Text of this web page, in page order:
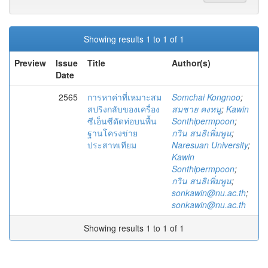
Showing results 1 to 1 of 1
Preview
Issue
Date
Title Author(s)
2565
การหาค่าที่เหมาะสม
สปริงกลับของเครื่อง
ซีเอ็นซีดัดท่อบนพื้น
ฐานโครงข่าย
ประสาทเทียม
Somchai Kongnoo;
สมชาย คงหนู; Kawin
Sonthipermpoon;
กวิน สนธิเพิ่มพูน;
Naresuan University;
Kawin
Sonthipermpoon;
กวิน สนธิเพิ่มพูน;
sonkawin@nu.ac.th;
sonkawin@nu.ac.th
Showing results 1 to 1 of 1